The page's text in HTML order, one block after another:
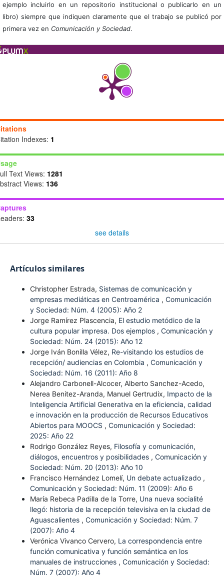
ejemplo incluirlo en un repositorio institucional o publicarlo en un
libro) siempre que indiquen claramente que el trabajo se publicó por
primera vez en Comunicación y Sociedad.
Indexes: 1
Text Views: 1281
Views: 136
33
see details
Artículos similares
Christopher Estrada, Sistemas de comunicación y
empresas mediáticas en Centroamérica , Comunicación
y Sociedad: Núm. 4 (2005): Año 2
Jorge Ramírez Plascencia, El estudio metódico de la
cultura popular impresa. Dos ejemplos , Comunicación y
Sociedad: Núm. 24 (2015): Año 12
Jorge Iván Bonilla Vélez, Re-visitando los estudios de
recepción/ audiencias en Colombia , Comunicación y
Sociedad: Núm. 16 (2011): Año 8
Alejandro Carbonell-Alcocer, Alberto Sanchez-Acedo,
Nerea Benitez-Aranda, Manuel Gertrudix, Impacto de la
Inteligencia Artificial Generativa en la eficiencia, calidad
e innovación en la producción de Recursos Educativos
Abiertos para MOOCS , Comunicación y Sociedad:
2025: Año 22
Rodrigo González Reyes, Filosofía y comunicación,
diálogos, encuentros y posibilidades , Comunicación y
Sociedad: Núm. 20 (2013): Año 10
Francisco Hernández Lomelí, Un debate actualizado ,
Comunicación y Sociedad: Núm. 11 (2009): Año 6
María Rebeca Padilla de la Torre, Una nueva socialité
llegó: historia de la recepción televisiva en la ciudad de
Aguascalientes , Comunicación y Sociedad: Núm. 7
(2007): Año 4
Verónica Vivanco Cervero, La correspondencia entre
función comunicativa y función semántica en los
manuales de instrucciones , Comunicación y Sociedad:
Núm. 7 (2007): Año 4